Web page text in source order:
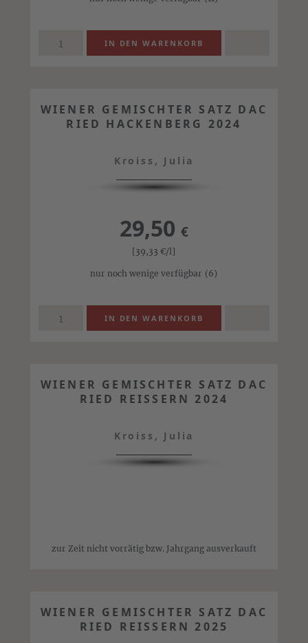
WIENER GEMISCHTER SATZ DAC
RIED HACKENBERG 2024
Kroiss, Julia
29,50 €
[39,33€/l]
nur noch wenige verfügbar (6)
WIENER GEMISCHTER SATZ DAC
RIED REISSERN 2024
Kroiss, Julia
zur Zeit nicht vorrätig bzw. Jahrgang ausverkauft
WIENER GEMISCHTER SATZ DAC
RIED REISSERN 2025